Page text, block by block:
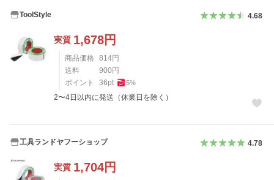
ToolStyle 4.68
実質 1,678円
商品価格 814円
送料
900円
ポイント
36pt 5%
2〜4日以内に発送（休業日を除く）
工具ランドヤフーショップ 4.78
実質 1,704円